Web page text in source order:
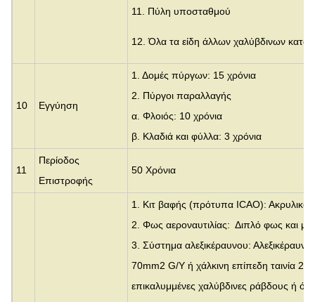
11. Πύλη υποσταθμού
12. Όλα τα είδη άλλων χαλύβδινων
10 Εγγύηση
1. Δομές πύργων: 15 χρόνια
2. Πύργοι παραλλαγής
α. Φλοιός: 10 χρόνια
β. Κλαδιά και φύλλα: 3 χρόνια
11
Περίοδος
Επιστροφής
50 Χρόνια
1. Κιτ βαφής (πρότυπα ICAO): Ακρυλικό
2. Φως αεροναυτιλίας: Διπλό φως και
3. Σύστημα αλεξικέραυνου:
70mm2 G/Y ή χάλκινη επίπεδη ταινία
επικαλυμμένες χαλύβδινες ράβδους ή